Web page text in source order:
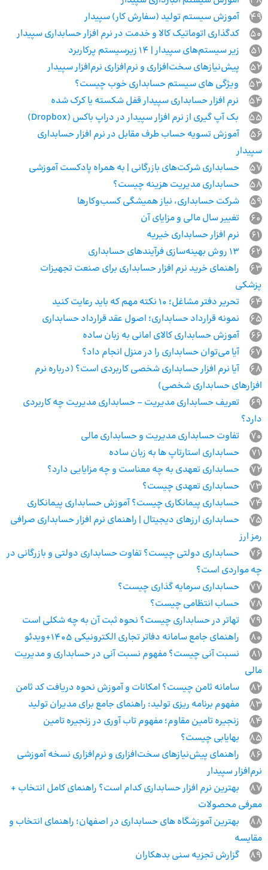
49
آموزش سیستم تولید (سفارش کار) سپیدار
50
کدگذاری اتوماتیک کالا و خدمت در نرم افزار حسابداری سپیدار
51
زیر سیستم‌های سپیدار | 14 زیرسیستم پرکاربرد
52
پیش‌نیازهای سخت‌افزاری و نرم‌افزاری نرم‌افزار سپیدار
53
ویژگی های سیستم حسابداری خوب چیست؟
54
نرم افزار حسابداری سپیدار قفل شکسته یا کرک شده
55
بک آپ گیری از نرم افزار سپیدار در دراپ باکس (Dropbox)
56
آموزش تسویه حساب طرف مقابل در نرم افزار حسابداری
سپیدار
57
حسابداری شرکت‌های بازرگانی | به همراه پادکست آموزشی
58
حسابداری مدیریت هزینه چیست؟
59
شرکت حسابداری، نیاز همیشگی کسب‌وکارها
60
تغییر سال مالی و مزایای آن
61
نرم افزار حسابداری خیریه
62
63
راهنمای خرید نرم افزار حسابداری برای صنعت تجهیزات
پزشکی
64
تحریر دفتر مشاغل؛ 10 نکته مهم که باید رعایت کنید
65
نمونه قرارداد حسابداری؛ اصول عقد قرارداد حسابداری
66
آموزش حسابداری کالای امانی به زبان ساده
67
آیا می‌توان حسابداری را در منزل انجام داد؟
68
آیا نرم افزار حسابداری شخصی کاربردی است؟ (درباره نرم
افزارهای حسابداری شخصی)
69
تعریف حسابداری مدیریت – حسابداری مدیریت چه کاربردی
دارد؟
70
تفاوت حسابداری مدیریت و حسابداری مالی
71
حسابداری استارتاپ ها به زبان ساده
72
حسابداری تعهدی به چه معناست و چه مزایایی دارد؟
73
حسابداری تعهدی چیست؟
74
حسابداری پیمانکاری چیست؟ آموزش حسابداری پیمانکاری
75
حسابداری ارزهای دیجیتال | راهنمای نرم افزار حسابداری صرافی
رمز ارز
76
حسابداری دولتی چیست؟ تفاوت حسابداری دولتی و بازرگانی در
چه مواردی است؟
77
حسابداری سرمایه گذاری چیست؟
78
حساب انتظامی چیست؟
79
تهاتر در حسابداری چیست؟ نحوه ثبت آن به چه شکلی است
80
راهنمای جامع سامانه دفاتر تجاری الکترونیکی 1405+ویدئو
81
نسبت آنی چیست؟ مفهوم نسبت آنی در حسابداری و مدیریت
مالی
82
سامانه ثامن چیست؟ امکانات و آموزش نحوه دریافت کد ثامن
83
مفهوم برنامه‌ ریزی تولید: راهنمای جامع برای مدیران تولید
84
زنجیره تامین مقاوم؛ مفهوم تاب آوری در زنجیره تامین
85
بهایابی چیست؟
86
راهنمای پیش‌نیازهای سخت‌افزاری و نرم‌افزاری نسخه آموزشی
نرم‌افزار سپیدار
87
بهترین نرم افزار حسابداری کدام است؟ راهنمای کامل انتخاب +
معرفی محصولات
88
بهترین آموزشگاه‌ های حسابداری در اصفهان؛ راهنمای انتخاب و
مقایسه
89
گزارش تجزیه سنی بدهکاران